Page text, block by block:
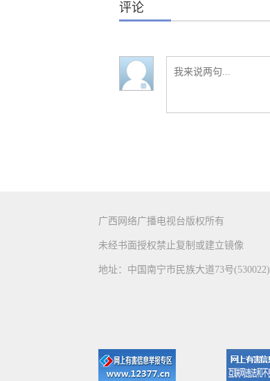
评论
广西网络广播电视台版权所有
未经书面授权禁止复制或建立镜像
地址：中国南宁市民族大道73号(530022)